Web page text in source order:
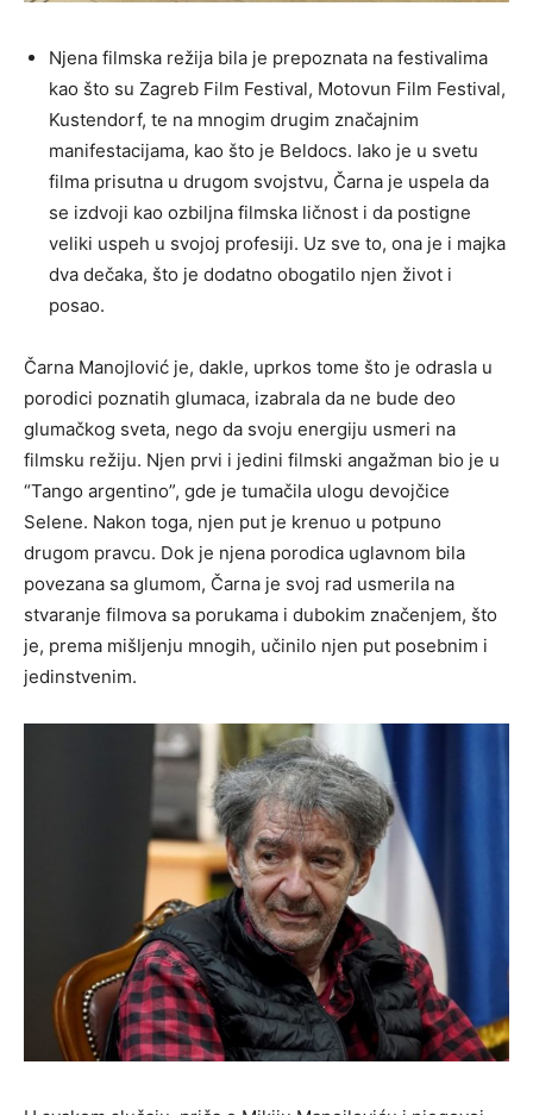
Njena filmska režija bila je prepoznata na festivalima
kao što su Zagreb Film Festival, Motovun Film Festival,
Kustendorf, te na mnogim drugim značajnim
manifestacijama, kao što je Beldocs. Iako je u svetu
filma prisutna u drugom svojstvu, Čarna je uspela da
se izdvoji kao ozbiljna filmska ličnost i da postigne
veliki uspeh u svojoj profesiji. Uz sve to, ona je i majka
dva dečaka, što je dodatno obogatilo njen život i
posao.
Čarna Manojlović je, dakle, uprkos tome što je odrasla u
porodici poznatih glumaca, izabrala da ne bude deo
glumačkog sveta, nego da svoju energiju usmeri na
filmsku režiju. Njen prvi i jedini filmski angažman bio je u
“Tango argentino”, gde je tumačila ulogu devojčice
Selene. Nakon toga, njen put je krenuo u potpuno
drugom pravcu. Dok je njena porodica uglavnom bila
povezana sa glumom, Čarna je svoj rad usmerila na
stvaranje filmova sa porukama i dubokim značenjem, što
je, prema mišljenju mnogih, učinilo njen put posebnim i
jedinstvenim.